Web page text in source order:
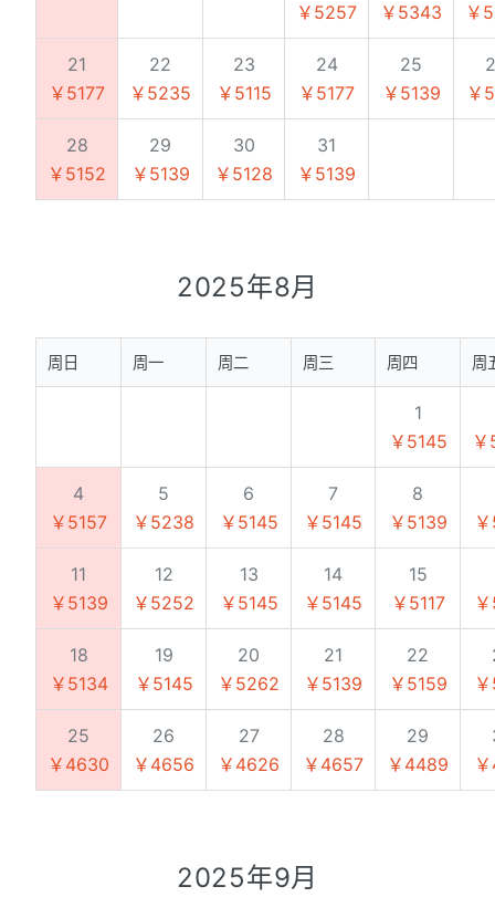
￥5257
￥5343
￥
21
￥5177
22
￥5235
23
￥5115
24
￥5177
25
￥5139
￥
28
￥5152
29
￥5139
30
￥5128
31
￥5139
2025年8月
周日 周一 周二 周三 周四 周
1
￥5145
4
￥5157
5
￥5238
6
￥5145
7
￥5145
8
￥5139
11
￥5139
12
￥5252
13
￥5145
14
￥5145
15
￥5117
18
￥5134
19
￥5145
20
￥5262
21
￥5139
22
￥5159
25
￥4630
26
￥4656
27
￥4626
28
￥4657
29
￥4489
2025年9月